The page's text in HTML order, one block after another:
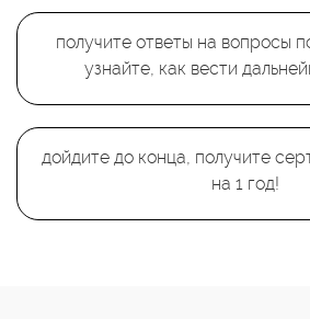
получите ответы на вопросы
узнайте, как вести
дойдите до конца, получите
на 1 год!